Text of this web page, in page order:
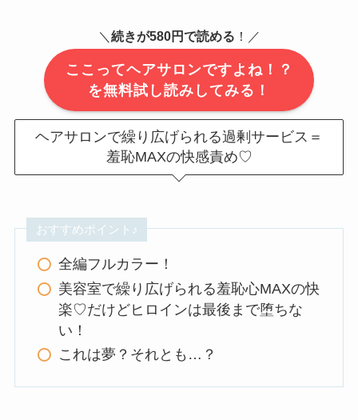
＼ 続きが580円で読める ！／
ここってヘアサロンですよね！？
を無料試し読みしてみる！
ヘアサロンで繰り広げられる過剰サービス＝
羞恥MAXの快感責め♡
おすすめポイント♪
全編フルカラー！
美容室で繰り広げられる羞恥心MAXの快
楽♡だけどヒロインは最後まで堕ちな
い！
これは夢？それとも…？